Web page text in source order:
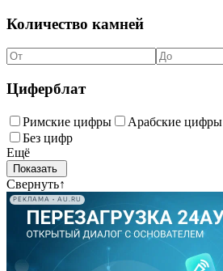
Количество камней
Циферблат
Римские цифры Арабские цифры
Без цифр
Ещё
Свернуть↑
РЕКЛАМА • AU.RU